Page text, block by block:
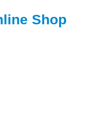
Shop